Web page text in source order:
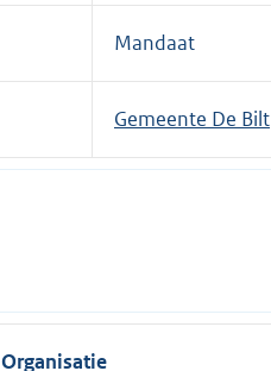
Mandaat
Gemeente De Bilt
Organisatie